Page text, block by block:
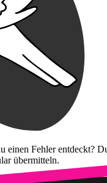
einen Fehler entdeckt?
übermitteln.